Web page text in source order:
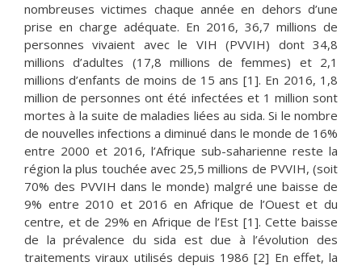
nombreuses victimes chaque année en dehors d’une
prise en charge adéquate. En 2016, 36,7 millions de
personnes vivaient avec le VIH (PVVIH) dont 34,8
millions d’adultes (17,8 millions de femmes) et 2,1
millions d’enfants de moins de 15 ans [1]. En 2016, 1,8
million de personnes ont été infectées et 1 million sont
mortes à la suite de maladies liées au sida. Si le nombre
de nouvelles infections a diminué dans le monde de 16%
entre 2000 et 2016, l’Afrique sub-saharienne reste la
région la plus touchée avec 25,5 millions de PVVIH, (soit
70% des PVVIH dans le monde) malgré une baisse de
9% entre 2010 et 2016 en Afrique de l’Ouest et du
centre, et de 29% en Afrique de l’Est [1]. Cette baisse
de la prévalence du sida est due à l’évolution des
traitements viraux utilisés depuis 1986 [2] En effet, la